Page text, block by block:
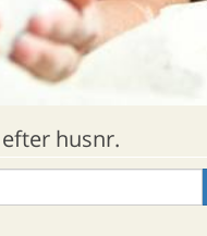
efter husnr.